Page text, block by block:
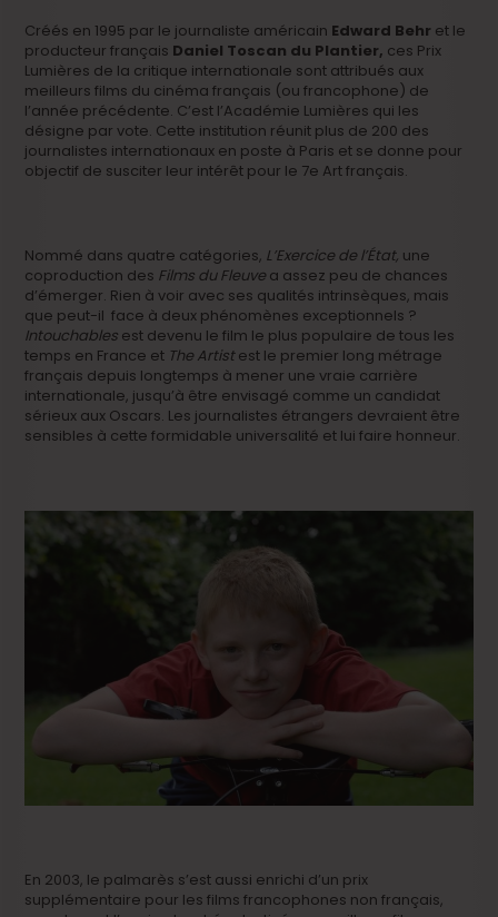
Créés en 1995 par le journaliste américain Edward Behr et le
producteur français Daniel Toscan du Plantier, ces Prix
Lumières de la critique internationale sont attribués aux
meilleurs films du cinéma français (ou francophone) de
l’année précédente. C’est l’Académie Lumières qui les
désigne par vote. Cette institution réunit plus de 200 des
journalistes internationaux en poste à Paris et se donne pour
objectif de susciter leur intérêt pour le 7e Art français.
Nommé dans quatre catégories, L’Exercice de l’État, une
coproduction des Films du Fleuve a assez peu de chances
d’émerger. Rien à voir avec ses qualités intrinsèques, mais
que peut-il face à deux phénomènes exceptionnels ?
Intouchables est devenu le film le plus populaire de tous les
temps en France et The Artistest le premier long métrage
français depuis longtemps à mener une vraie carrière
internationale, jusqu’à être envisagé comme un candidat
sérieux aux Oscars. Les journalistes étrangers devraient être
sensibles à cette formidable universalité et lui faire honneur.
En 2003, le palmarès s’est aussi enrichi d’un prix
supplémentaire pour les films francophones non français,